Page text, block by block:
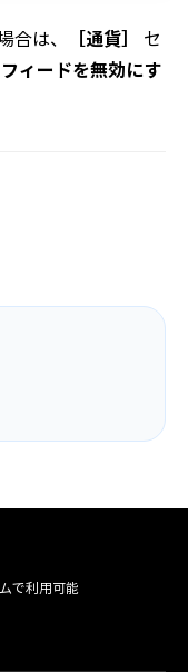
は、 ［通貨］
セ
フィードを無効にす
で利用可能